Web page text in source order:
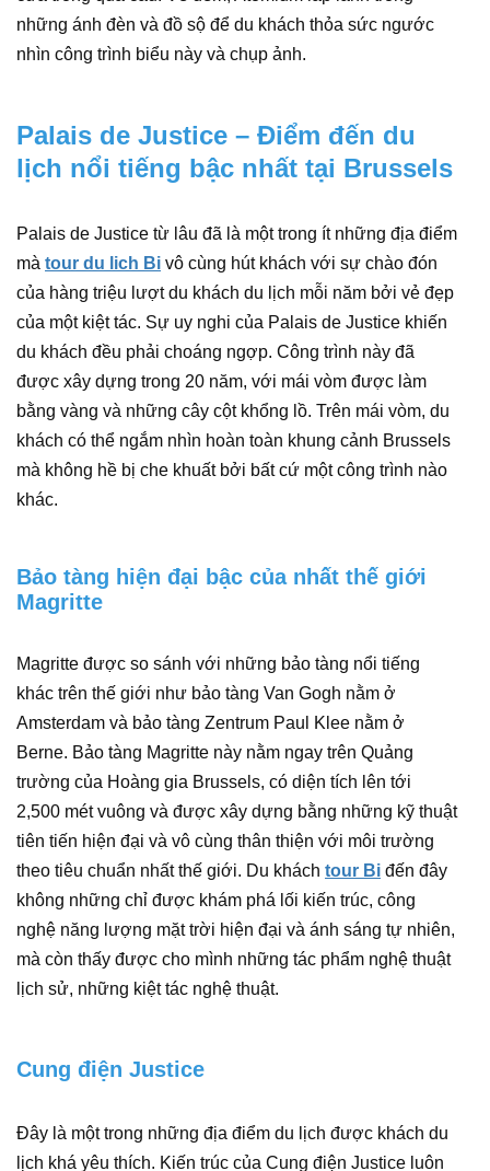
những ánh đèn và đồ sộ để du khách thỏa sức ngước
nhìn công trình biểu này và chụp ảnh.
Palais de Justice – Điểm đến du
lịch nổi tiếng bậc nhất tại Brussels
Palais de Justice từ lâu đã là một trong ít những địa điểm
mà tour du lich Bi vô cùng hút khách với sự chào đón
của hàng triệu lượt du khách du lịch mỗi năm bởi vẻ đẹp
của một kiệt tác. Sự uy nghi của Palais de Justice khiến
du khách đều phải choáng ngợp. Công trình này đã
được xây dựng trong 20 năm, với mái vòm được làm
bằng vàng và những cây cột khổng lồ. Trên mái vòm, du
khách có thể ngắm nhìn hoàn toàn khung cảnh Brussels
mà không hề bị che khuất bởi bất cứ một công trình nào
khác.
Bảo tàng hiện đại bậc của nhất thế giới
Magritte
Magritte được so sánh với những bảo tàng nổi tiếng
khác trên thế giới như bảo tàng Van Gogh nằm ở
Amsterdam và bảo tàng Zentrum Paul Klee nằm ở
Berne. Bảo tàng Magritte này nằm ngay trên Quảng
trường của Hoàng gia Brussels, có diện tích lên tới
2,500 mét vuông và được xây dựng bằng những kỹ thuật
tiên tiến hiện đại và vô cùng thân thiện với môi trường
theo tiêu chuẩn nhất thế giới. Du khách tour Bi đến đây
không những chỉ được khám phá lối kiến trúc, công
nghệ năng lượng mặt trời hiện đại và ánh sáng tự nhiên,
mà còn thấy được cho mình những tác phẩm nghệ thuật
lịch sử, những kiệt tác nghệ thuật.
Cung điện Justice
Đây là một trong những địa điểm du lịch được khách du
lịch khá yêu thích. Kiến trúc của Cung điện Justice luôn